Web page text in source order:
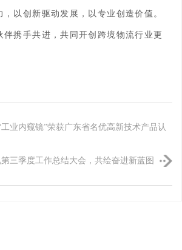
以创新驱动发展，以专业创造价值。
伴携手共进，共同开创跨境物流行业更
业内窥镜”荣获广东省名优高新技术产品认
三季度工作总结大会，共绘奋进新蓝图